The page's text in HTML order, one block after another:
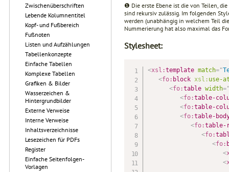
Zwischenüberschriften
Lebende Kolumnentitel
Kopf- und Fußbereich
Fußnoten
Listen und Aufzählungen
Tabellenkonzepte
Einfache Tabellen
Komplexe Tabellen
Grafiken & Bilder
Wasserzeichen &
Hintergrundbilder
Externe Verweise
Interne Verweise
Inhaltsverzeichnisse
Lesezeichen für PDFs
Register
Einfache Seitenfolgen-
Vorlagen
❶ Die erste Ebene ist die von Teilen,
sind rekursiv zulässig. Im folgenden
werden (unabhängig in welchem Teil
Nummerierung hat also maximal das
Stylesheet:
<xsl:template match="
<fo: block xsl: use-
<fo:table width=
<fo:table-
<fo:table-
<fo:table-
<fo:table-
<fo:
<fo:
<
<